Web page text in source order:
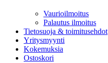
Vaurioilmoitus
Palautus ilmoitus
Tietosuoja & toimitusehdot
Yritysmyynti
Kokemuksia
Ostoskori